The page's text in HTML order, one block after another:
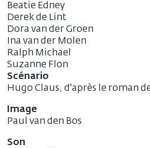
Beatie Edney
Derek de Lint
Dora van der Groen
Ina van der Molen
Ralph Michael
Suzanne Flon
Scénario
Hugo Claus, d'après le roman
Image
Paul van den Bos
Son